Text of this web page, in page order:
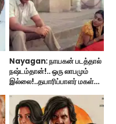
Nayagan: நாயகன் படத்தால்
நஷ்டம்தான்!.. ஒரு லாபமும்
இல்லை!..தயாரிப்பாளர் மகள்